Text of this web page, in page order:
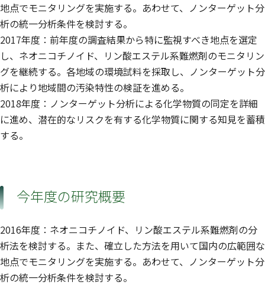
地点でモニタリングを実施する。あわせて、ノンターゲット分
析の統一分析条件を検討する。
2017年度：前年度の調査結果から特に監視すべき地点を選定
し、ネオニコチノイド、リン酸エステル系難燃剤のモニタリン
グを継続する。各地域の環境試料を採取し、ノンターゲット分
析により地域間の汚染特性の検証を進める。
2018年度：ノンターゲット分析による化学物質の同定を詳細
に進め、潜在的なリスクを有する化学物質に関する知見を蓄積
する。
今年度の研究概要
2016年度：ネオニコチノイド、リン酸エステル系難燃剤の分
析法を検討する。また、確立した方法を用いて国内の広範囲な
地点でモニタリングを実施する。あわせて、ノンターゲット分
析の統一分析条件を検討する。